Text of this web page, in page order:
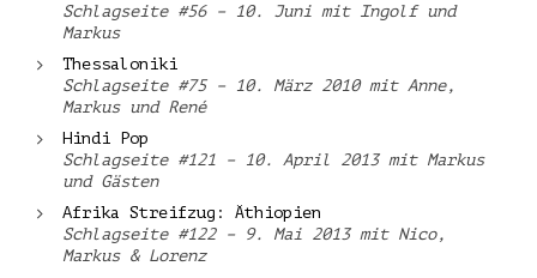
Schlagseite #56 – 10. Juni mit Ingolf und
Markus
Thessaloniki
Schlagseite #75 – 10. März 2010 mit Anne,
Markus und René
Hindi Pop
Schlagseite #121 – 10. April 2013 mit Markus
und Gästen
Afrika Streifzug: Äthiopien
Schlagseite #122 – 9. Mai 2013 mit Nico,
Markus & Lorenz